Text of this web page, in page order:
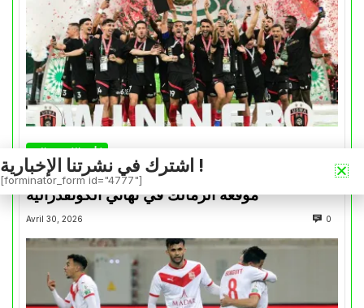
كأس الكونفدرالية
التتويج بالكأس.. دفعة معنوية لإتحاد العاصمة قبل
موقعة الزمالك في نهائي الكونفدرالية
Avril 30, 2026 0
اشترك في نشرتنا الإخبارية !
[forminator_form id="4777"]